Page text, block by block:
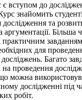
вступом до
знайомить
та
аргументації. Більша
практичним
для
Багато
на проведення
можна
дослідженні під
робіт.